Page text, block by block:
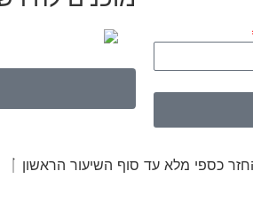
כספי מלא עד סוף השיעור הראשון